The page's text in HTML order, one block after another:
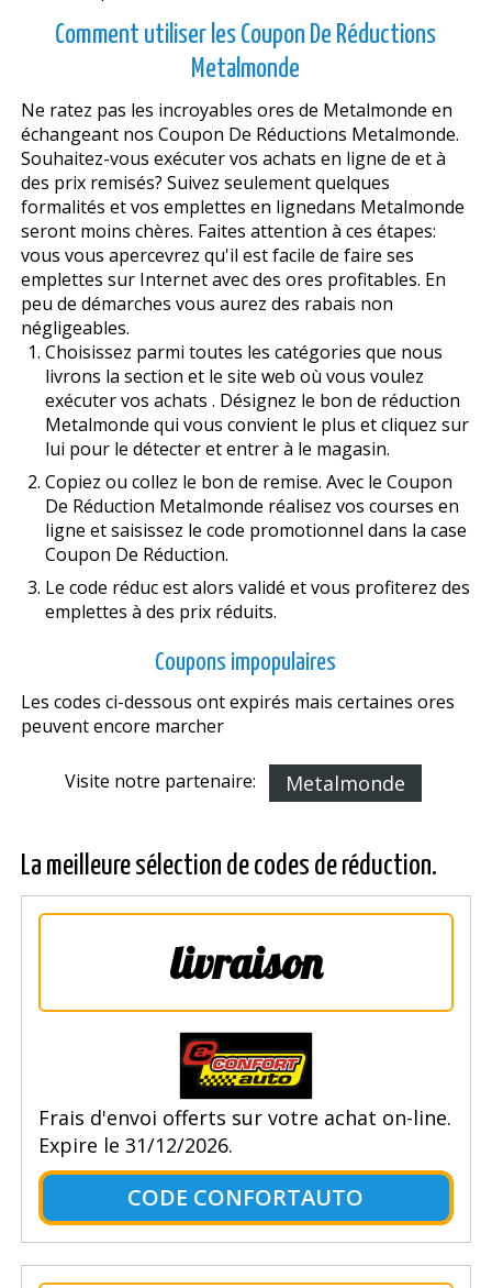
Comment utiliser les Coupon De Réductions
Metalmonde
Ne ratez pas les incroyables offres de Metalmonde en
échangeant nos Coupon De Réductions Metalmonde.
Souhaitez-vous exécuter vos achats en ligne de et à
des prix remisés? Suivez seulement quelques
formalités et vos emplettes en lignedans Metalmonde
seront moins chères. Faites attention à ces étapes:
vous vous apercevrez qu'il est facile de faire ses
emplettes sur Internet avec des offres profitables. En
peu de démarches vous aurez des rabais non
négligeables.
Choisissez parmi toutes les catégories que nous
livrons la section et le site web où vous voulez
exécuter vos achats . Désignez le bon de réduction
Metalmonde qui vous convient le plus et cliquez sur
lui pour le détecter et entrer à le magasin.
Copiez ou collez le bon de remise. Avec le Coupon
De Réduction Metalmonde réalisez vos courses en
ligne et saisissez le code promotionnel dans la case
Coupon De Réduction.
Le code réduc est alors validé et vous profiterez des
emplettes à des prix réduits.
Coupons impopulaires
Les codes ci-dessous ont expirés mais certaines offres
peuvent encore marcher
Visite notre partenaire: Metalmonde
La meilleure sélection de codes de réduction.
livraison
Frais d'envoi offerts sur votre achat on-line.
Expire le 31/12/2026.
CODE CONFORTAUTO